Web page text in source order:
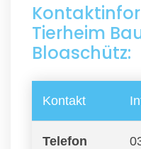
Tierheim
Bloaschütz:
Kontakt
Telefon